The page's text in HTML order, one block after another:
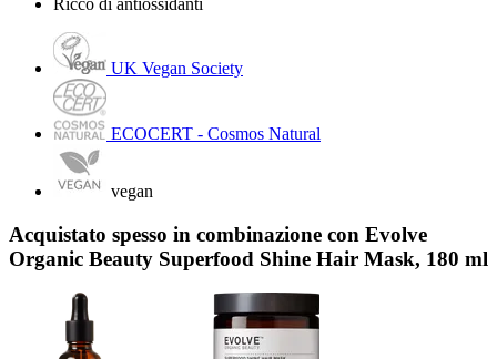
Ricco di antiossidanti
UK Vegan Society
ECOCERT - Cosmos Natural
vegan
Acquistato spesso in combinazione con Evolve
Organic Beauty Superfood Shine Hair Mask, 180 ml